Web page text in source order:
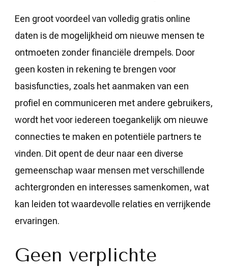
Een groot voordeel van volledig gratis online
daten is de mogelijkheid om nieuwe mensen te
ontmoeten zonder financiële drempels. Door
geen kosten in rekening te brengen voor
basisfuncties, zoals het aanmaken van een
profiel en communiceren met andere gebruikers,
wordt het voor iedereen toegankelijk om nieuwe
connecties te maken en potentiële partners te
vinden. Dit opent de deur naar een diverse
gemeenschap waar mensen met verschillende
achtergronden en interesses samenkomen, wat
kan leiden tot waardevolle relaties en verrijkende
ervaringen.
Geen verplichte